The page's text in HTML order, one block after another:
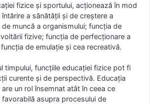
fizice şi sportului, acţionează în mod
a sănătăţii şi de creştere a
muncă a organismului; funcţia de
fizive; funcţia de perfecţionare a
de emulaţie şi cea recreativă.
timpului, funcţiile educaţiei fizice pot fi
curente şi de perspectivă. Educaţia
un rol însemnat atât în ceea ce
asupra procesului de